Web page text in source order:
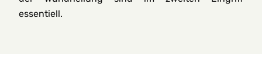
essentiell.